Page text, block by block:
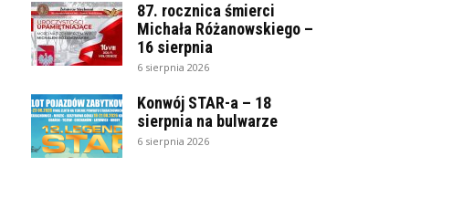
87. rocznica śmierci
Michała Różanowskiego –
16 sierpnia
6 sierpnia 2026
Konwój STAR-a – 18
sierpnia na bulwarze
6 sierpnia 2026